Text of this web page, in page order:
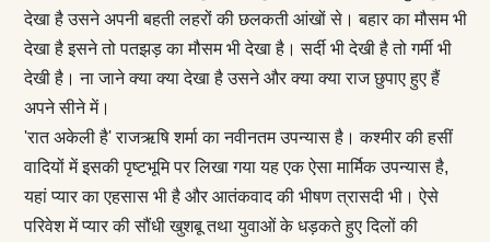
देखा है उसने अपनी बहती लहरों की छलकती आंखों से। बहार का मौसम भी
देखा है इसने तो पतझड़ का मौसम भी देखा है। सर्दी भी देखी है तो गर्मी भी
देखी है। ना जाने क्या क्या देखा है उसने और क्या क्या राज छुपाए हुए हैं
अपने सीने में।
'रात अकेली है' राजऋषि शर्मा का नवीनतम उपन्यास है। कश्मीर की हसीं
वादियों में इसकी पृष्टभूमि पर लिखा गया यह एक ऐसा मार्मिक उपन्यास है,
यहां प्यार का एहसास भी है और आतंकवाद की भीषण त्रासदी भी। ऐसे
परिवेश में प्यार की सौंधी खुशबू तथा युवाओं के धड़कते हुए दिलों की